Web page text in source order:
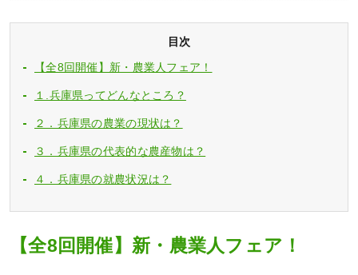
目次
【全8回開催】新・農業人フェア！
１.兵庫県ってどんなところ？
２．兵庫県の農業の現状は？
３．兵庫県の代表的な農産物は？
４．兵庫県の就農状況は？
【全8回開催】新・農業人フェア！